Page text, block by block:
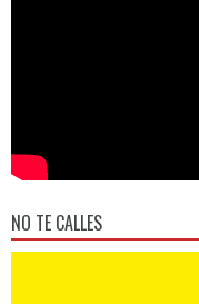
NO TE CALLES